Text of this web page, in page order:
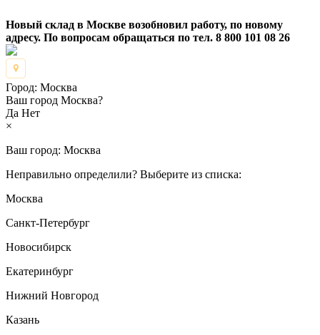
Новый склад в Москве возобновил работу, по новому
адресу. По вопросам обращаться по тел. 8 800 101 08 26
Город: Москва
Ваш город Москва?
Да Нет
×
Ваш город: Москва
Неправильно определили? Выберите из списка:
Москва
Санкт-Петербург
Новосибирск
Екатеринбург
Нижний Новгород
Казань